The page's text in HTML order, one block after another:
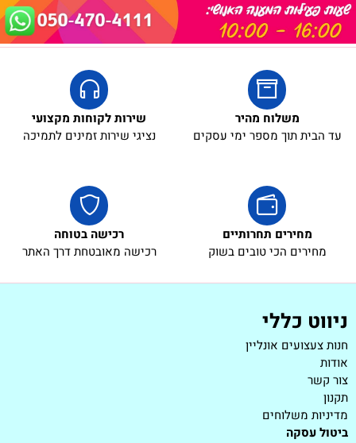
משלוח מהיר
עד הבית תוך מספר ימי עסקים
שירות לקוחות מקצועי
נציגי שירות זמינים לתמיכה
מחירים תחרותיים
מחירים הכי טובים בשוק
רכישה בטוחה
רכישה מאובטחת דרך האתר
ניווט כללי
חנות צעצועים אונליין
אודות
צור קשר
תקנון
מדיניות משלוחים
ביטול עסקה